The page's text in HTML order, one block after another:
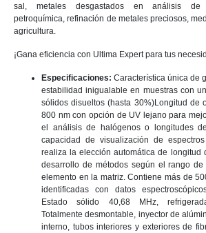
sal, metales desgastados en análisis de
petroquímica, refinación de metales preciosos,
agricultura.
¡Gana eficiencia con Ultima Expert para tus
Especificaciones: Característica única de
estabilidad inigualable en muestras con
sólidos disueltos (hasta 30%)Longitud de
800 nm con opción de UV lejano para
el análisis de halógenos o longitudes
capacidad de visualización de espectros
realiza la elección automática de longitud
desarrollo de métodos según el rango
elemento en la matriz. Contiene más de
identificadas con datos
Estado sólido 40,68 MHz,
Totalmente desmontable, inyector de
interno, tubos interiores y exteriores de